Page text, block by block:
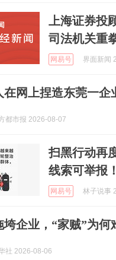
上海证券投
司法机关重
网易号 界面新闻
在网上捏造东莞一
都市报 2026-08-07
扫黑行动再
线索可举报！
网易号 林子说事
垮企业，“家贼”为何
社 2026-08-06